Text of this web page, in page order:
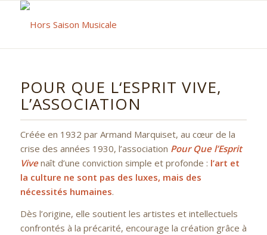
POUR QUE L‘ESPRIT VIVE,
L’ASSOCIATION
Créée en 1932 par Armand Marquiset, au cœur de la
crise des années 1930, l’association Pour Que l’Esprit
Vivenaît d’une conviction simple et profonde : l’art et
la culture ne sont pas des luxes, mais des
nécessités humaines.
Dès l’origine, elle soutient les artistes et intellectuels
confrontés à la précarité, encourage la création grâce à